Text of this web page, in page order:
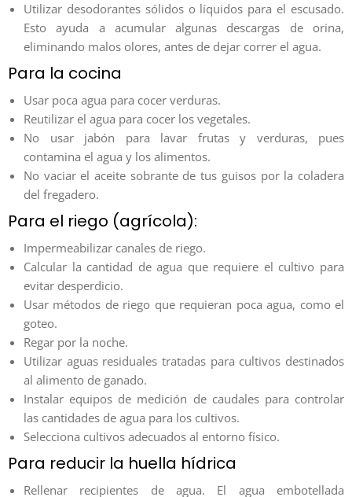
Utilizar desodorantes sólidos o líquidos para el escusado.
Esto ayuda a acumular algunas descargas de orina,
eliminando malos olores, antes de dejar correr el agua.
Para la cocina
Usar poca agua para cocer verduras.
Reutilizar el agua para cocer los vegetales.
No usar jabón para lavar frutas y verduras, pues
contamina el agua y los alimentos.
No vaciar el aceite sobrante de tus guisos por la coladera
del fregadero.
Para el riego (agrícola):
Impermeabilizar canales de riego.
Calcular la cantidad de agua que requiere el cultivo para
evitar desperdicio.
Usar métodos de riego que requieran poca agua, como el
goteo.
Regar por la noche.
Utilizar aguas residuales tratadas para cultivos destinados
al alimento de ganado.
Instalar equipos de medición de caudales para controlar
las cantidades de agua para los cultivos.
Selecciona cultivos adecuados al entorno físico.
Para reducir la huella hídrica
Rellenar recipientes de agua. El agua embotellada